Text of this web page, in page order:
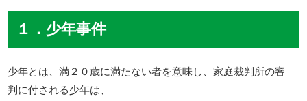
１．少年事件
少年とは、満２０歳に満たない者を意味し、家庭裁判所の審
判に付される少年は、